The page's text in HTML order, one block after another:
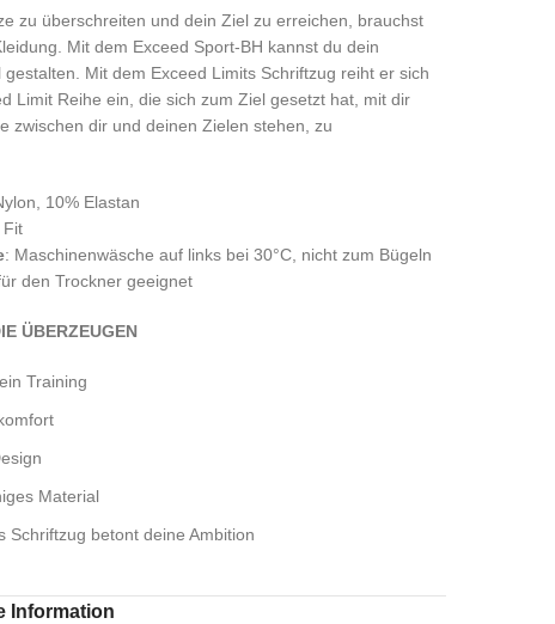
zu überschreiten und dein Ziel zu erreichen, brauchst
Mit dem Exceed Sport-BH kannst du dein
gestalten. Mit dem Exceed Limits Schriftzug reiht er sich
Limit Reihe ein, die sich zum Ziel gesetzt hat, mit dir
zwischen dir und deinen Zielen stehen, zu
10% Elastan
Fit
: Maschinenwäsche auf links bei 30°C, nicht zum Bügeln
den Trockner geeignet
ÜBERZEUGEN
Training
Material
Schriftzug betont deine Ambition
Information